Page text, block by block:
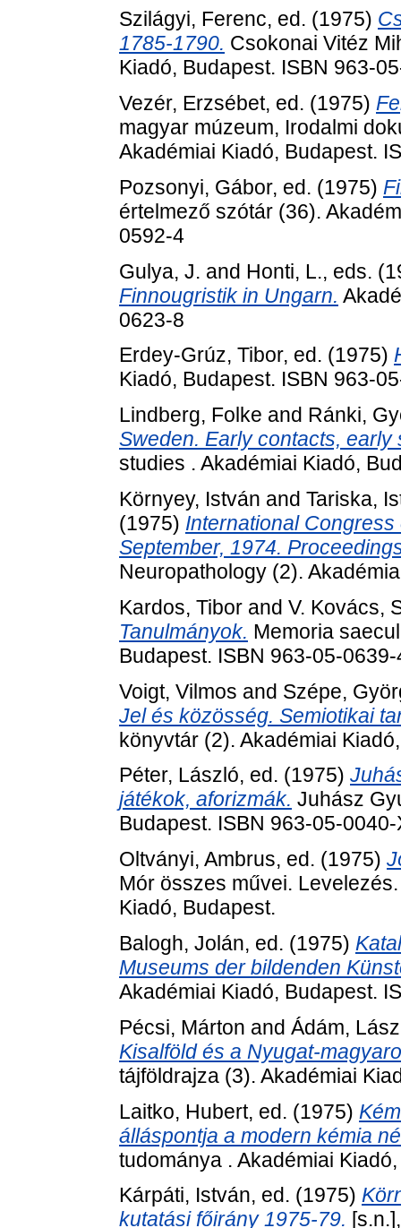
Szilágyi, Ferenc, ed. (1975)
1785-1790. Csokonai Vitéz
Kiadó, Budapest. ISBN 963-
Vezér, Erzsébet, ed. (1975)
magyar múzeum, Irodalmi
Akadémiai Kiadó, Budapest.
Pozsonyi, Gábor, ed. (1975)
értelmező szótár (36).
0592-4
Gulya, J. and Honti, L., eds.
Finnougristik in Ungarn.
0623-8
Erdey-Grúz, Tibor, ed. (1975)
Kiadó, Budapest. ISBN 963-
Lindberg, Folke and Ránki,
Sweden. Early contacts, early
studies . Akadémiai Kiadó,
Környey, István and Tariska,
(1975) International
September, 1974.
Neuropathology (2).
Kardos, Tibor and V. Kovács,
Tanulmányok. Memoria
Budapest. ISBN 963-05-0639-
Voigt, Vilmos and Szépe,
Jel és közösség. Semiotikai
könyvtár (2). Akadémiai
Péter, László, ed. (1975)
játékok, aforizmák. Juhász
Budapest. ISBN 963-05-0040-
Oltványi, Ambrus, ed. (1975)
Mór összes művei.
Kiadó, Budapest.
Balogh, Jolán, ed. (1975)
Museums der bildenden
Akadémiai Kiadó, Budapest.
Pécsi, Márton and Ádám,
Kisalföld és a Nyugat-
tájföldrajza (3). Akadémiai
Laitko, Hubert, ed. (1975)
álláspontja a modern kémia
tudománya . Akadémiai
Kárpáti, István, ed. (1975)
kutatási főirány 1975-79.